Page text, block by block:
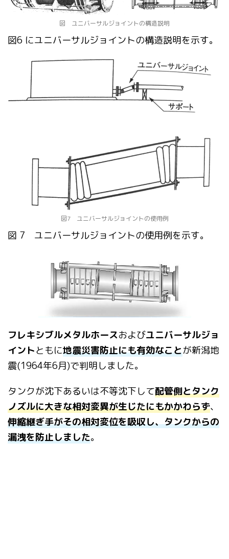
図 ユニバーサルジョイントの構造説明
図6 にユニバーサルジョイントの構造説明を示す。
図7 ユニバーサルジョイントの使用例
図 7 ユニバーサルジョイントの使用例を示す。
フレキシブルメタルホースおよびユニバーサルジョ
イントともに地震災害防止にも有効なことが新潟地
震(1964年6月)で判明しました。
タ ンクが沈下あるいは不等沈下して配管側とタンク
ノズルに大きな相対変異が生じたにもかかわらず、
伸縮継ぎ手がその相対変位を吸収し、タンクからの
漏洩を防止しました。